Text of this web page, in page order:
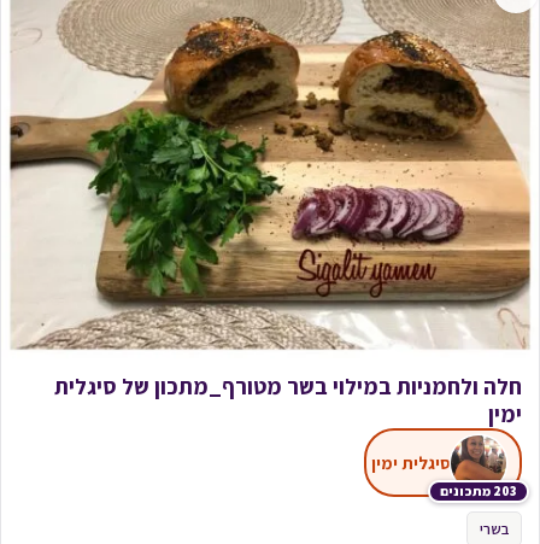
חלה ולחמניות במילוי בשר מטורף_מתכון של סיגלית
ימין
203 מתכונים
סיגלית ימין
בשרי